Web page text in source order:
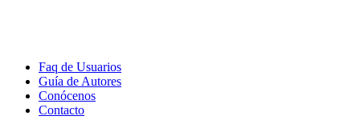
Faq de Usuarios
Guía de Autores
Conócenos
Contacto